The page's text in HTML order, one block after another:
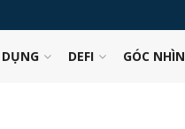
DEFI GÓC NHÌN